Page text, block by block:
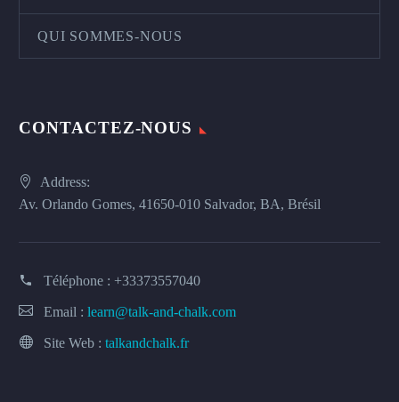
QUI SOMMES-NOUS
CONTACTEZ-NOUS
Address:
Av. Orlando Gomes, 41650-010 Salvador, BA, Brésil
Téléphone : +33373557040
Email : learn@talk-and-chalk.com
Site Web : talkandchalk.fr